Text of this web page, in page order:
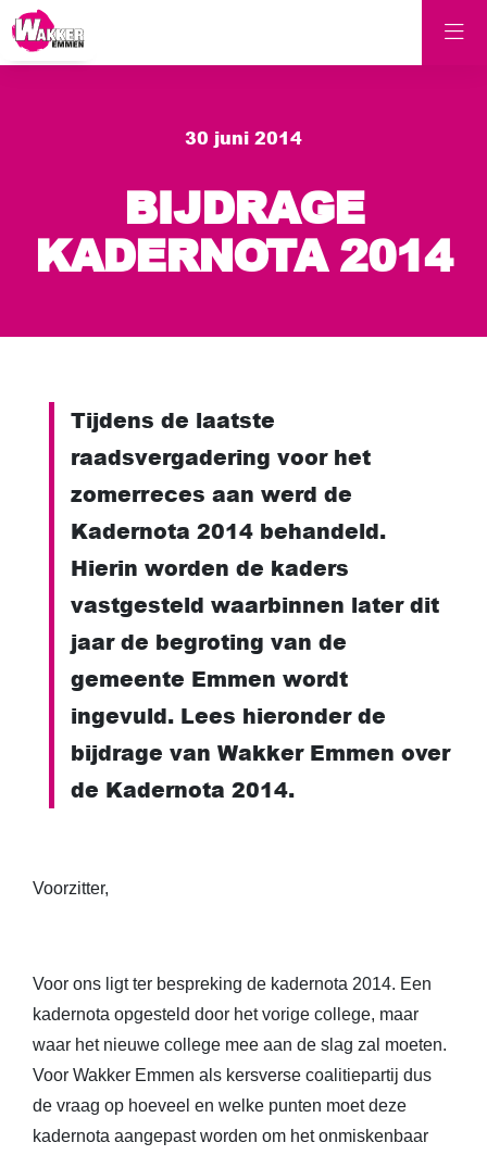
30 juni 2014
BIJDRAGE
KADERNOTA 2014
Tijdens de laatste
raadsvergadering voor het
zomerreces aan werd de
Kadernota 2014 behandeld.
Hierin worden de kaders
vastgesteld waarbinnen later dit
jaar de begroting van de
gemeente Emmen wordt
ingevuld. Lees hieronder de
bijdrage van Wakker Emmen over
de Kadernota 2014.
Voorzitter,
Voor ons ligt ter bespreking de kadernota 2014. Een
kadernota opgesteld door het vorige college, maar
waar het nieuwe college mee aan de slag zal moeten.
Voor Wakker Emmen als kersverse coalitiepartij dus
de vraag op hoeveel en welke punten moet deze
kadernota aangepast worden om het onmiskenbaar